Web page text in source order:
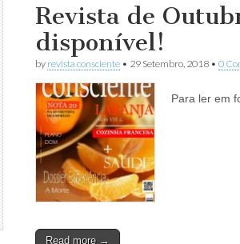
Revista de
disponível!
by revista consciente• 29 Setembro, 2018• 0
Para ler em
Read more →